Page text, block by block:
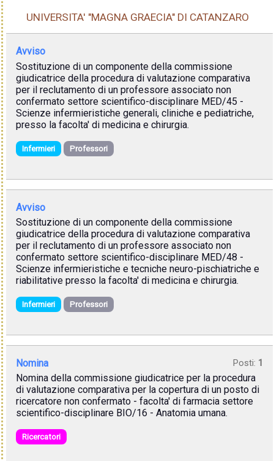
UNIVERSITA' "MAGNA GRAECIA" DI CATANZARO
Avviso
Sostituzione di un componente della commissione
giudicatrice della procedura di valutazione comparativa
per il reclutamento di un professore associato non
confermato settore scientifico-disciplinare MED/45 -
Scienze infermieristiche generali, cliniche e pediatriche,
presso la facolta' di medicina e chirurgia.
Infermieri Professori
Avviso
Sostituzione di un componente della commissione
giudicatrice della procedura di valutazione comparativa
per il reclutamento di un professore associato non
confermato settore scientifico-disciplinare MED/48 -
Scienze infermieristiche e tecniche neuro-pischiatriche e
riabilitative presso la facolta' di medicina e chirurgia.
Infermieri Professori
Nomina Posti: 1
Nomina della commissione giudicatrice per la procedura
di valutazione comparativa per la copertura di un posto di
ricercatore non confermato - facolta' di farmacia settore
scientifico-disciplinare BIO/16 - Anatomia umana.
Ricercatori